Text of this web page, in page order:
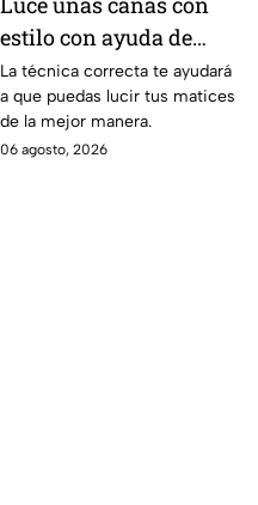
estilo con ayuda de
estos cortes de pelo
La técnica correcta te ayudará
a que puedas lucir tus matices
de la mejor manera.
06 agosto, 2026